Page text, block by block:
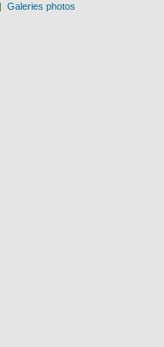
| Galeries photos